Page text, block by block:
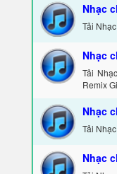
Nhạc
Tải
Nhạc
Tải
Remix
Nhạc
Tải
Nhạc